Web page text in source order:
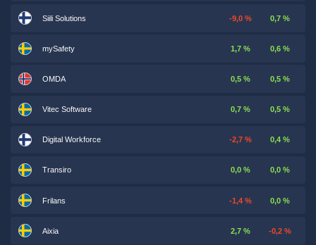
Siili Solutions -9,0 % 0,7 %
mySafety 1,7 % 0,6 %
OMDA 0,5 % 0,5 %
Vitec Software 0,7 % 0,5 %
Digital Workforce -2,7 % 0,4 %
Transiro 0,0 % 0,0 %
Frilans -1,4 % 0,0 %
Aixia 2,7 % -0,2 %